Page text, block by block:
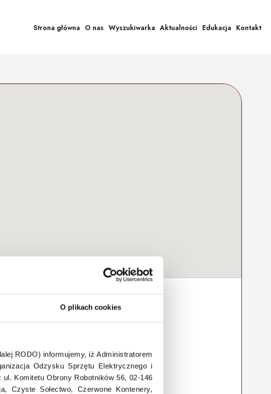
O plikach cookies
RODO) informujemy, iż Administratorem
Odzysku Sprzętu Elektrycznego i
Komitetu Obrony Robotników 56, 02-146
Czyste Sołectwo, Czerwone Kontenery,
Strona główna O nas Wyszukiwarka Aktualności Edukacja Kontakt